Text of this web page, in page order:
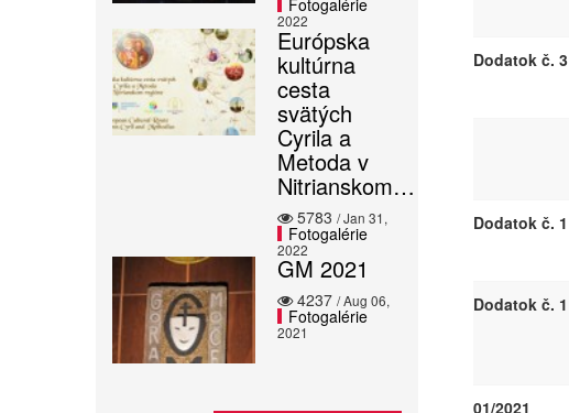
Dodatok č. 3
Dodatok č. 1
Dodatok č. 1
01/2021
2022
Európska
kultúrna
cesta
svätých
Cyrila a
Metoda v
Nitrianskom…
5783
Fotogalérie
/ Jan 31,
2022
GM 2021
4237
Fotogalérie
/ Aug 06,
2021